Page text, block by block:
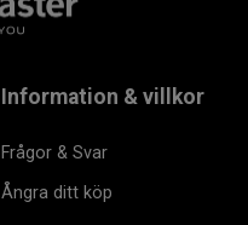
Information & villkor
Frågor & Svar
Ångra ditt köp